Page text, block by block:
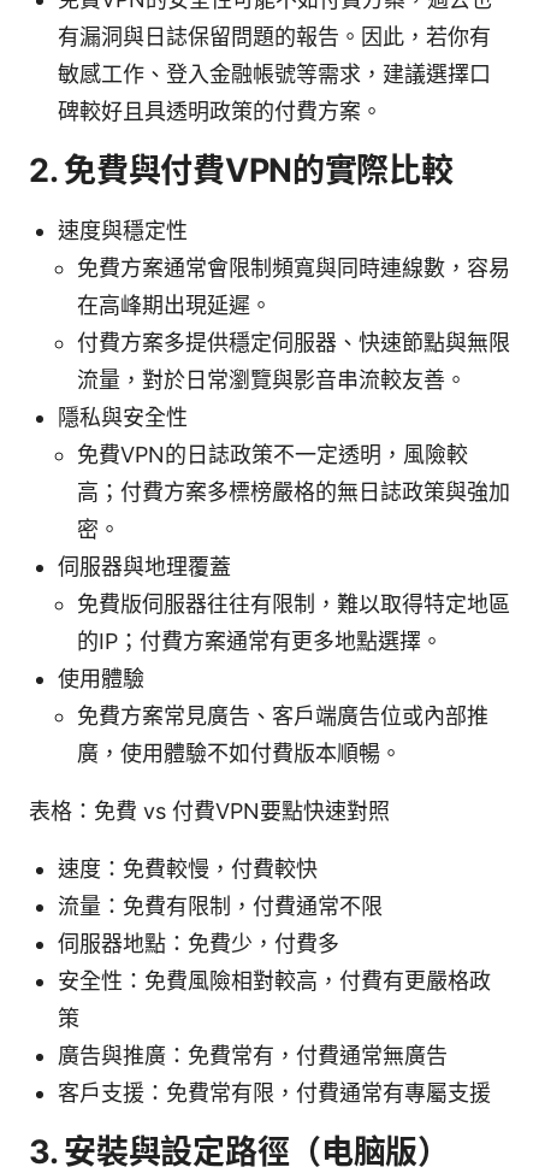
有漏洞與日誌保留問題的報告。因此，若你有
敏感工作、登入金融帳號等需求，建議選擇口
碑較好且具透明政策的付費方案。
2. 免費與付費VPN的實際比較
速度與穩定性
免費方案通常會限制頻寬與同時連線數，容易
在高峰期出現延遲。
付費方案多提供穩定伺服器、快速節點與無限
流量，對於日常瀏覽與影音串流較友善。
隱私與安全性
免費VPN的日誌政策不一定透明，風險較
高；付費方案多標榜嚴格的無日誌政策與強加
密。
伺服器與地理覆蓋
免費版伺服器往往有限制，難以取得特定地區
的IP；付費方案通常有更多地點選擇。
使用體驗
免費方案常見廣告、客戶端廣告位或內部推
廣，使用體驗不如付費版本順暢。
表格：免費 vs 付費VPN要點快速對照
速度：免費較慢，付費較快
流量：免費有限制，付費通常不限
伺服器地點：免費少，付費多
安全性：免費風險相對較高，付費有更嚴格政
策
廣告與推廣：免費常有，付費通常無廣告
客戶支援：免費常有限，付費通常有專屬支援
3. 安裝與設定路徑（电脑版）